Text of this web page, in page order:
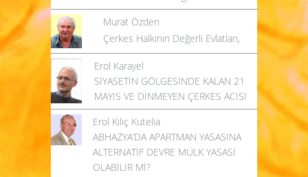
Murat Özden
Çerkes Halkının Değerli Evlatları,
Erol Karayel
SİYASETİN GÖLGESİNDE KALAN 21
MAYIS VE DİNMEYEN ÇERKES ACISI
Erol Kılıç Kutelia
ABHAZYA’DA APARTMAN YASASINA
ALTERNATİF DEVRE MÜLK YASASI
OLABİLİR Mİ?